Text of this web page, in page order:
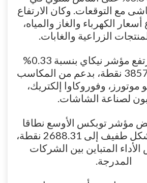
مع التوقعات. وكان الارتفاع
الكهرباء والغاز والمياه،
الزراعية والغابات.
وفي اليابان، ارتفع مؤشر نيكاي بنسبة 0.33%
ليغلق عند 38572.60 نقطة، بدعم من المكاسب
موتورز، وفوروكاوا إلكتريك،
لصناعة الشاشات.
مؤشر توبكس الأوسع نطاقا
بنسبة 0.09% بشكل طفيف إلى 2688.31 نقطة،
المتباين بين الشركات
المدرجة.